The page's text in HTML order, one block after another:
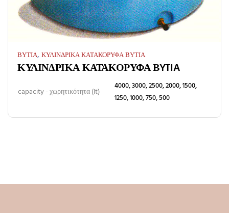
ΒΥΤΙΑ, ΚΥΛΙΝΔΡΙΚΑ ΚΑΤΑΚΟΡΥΦΑ ΒΥΤΙΑ
ΚΥΛΙΝΔΡΙΚΑ ΚΑΤΑΚΟΡΥΦΑ ΒYTIA
capacity - χωρητικότητα (It)
4000, 3000, 2500, 2000, 1500,
1250, 1000, 750, 500